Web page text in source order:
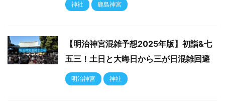
神社 鹿島神宮
【明治神宮混雑予想2025年版】初詣&七
五三！土日と大晦日から三が日混雑回避
明治神宮 神社